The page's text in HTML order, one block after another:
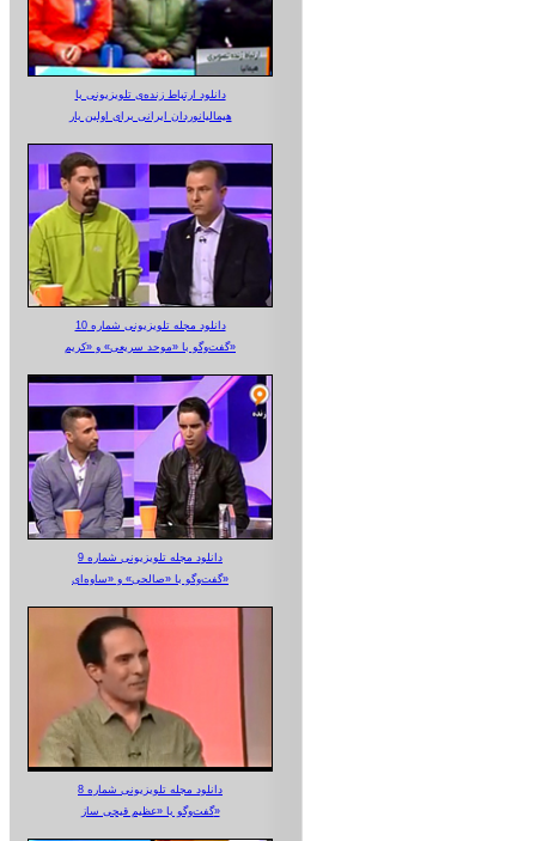
دانلود ارتباط زنده‌ی تلویزیونی‌ با
هیمالیانوردان ایرانی برای اولین بار
دانلود مجله تلویزیونی شماره 10
گفت‌وگو با «موحد سریعی» و «کریم»
دانلود مجله تلویزیونی شماره 9
گفت‌وگو با «صالحی» و «ساوه‌ای»
دانلود مجله تلویزیونی شماره 8
گفت‌وگو با «عظیم قیچی ساز»